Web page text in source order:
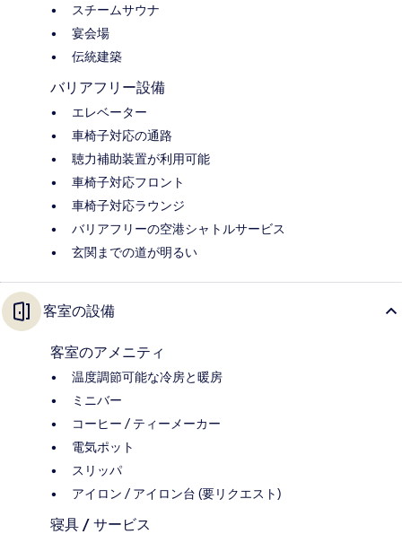
スチームサウナ
宴会場
伝統建築
バリアフリー設備
エレベーター
車椅子対応の通路
聴力補助装置が利用可能
車椅子対応フロント
車椅子対応ラウンジ
バリアフリーの空港シャトルサービス
玄関までの道が明るい
客室の設備
客室のアメニティ
温度調節可能な冷房と暖房
ミニバー
コーヒー / ティーメーカー
電気ポット
スリッパ
アイロン / アイロン台 (要リクエスト)
寝具 / サービス